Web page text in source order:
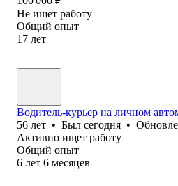
Не ищет работу
Общий опыт
17 лет
Водитель-курьер на личном
56 лет • Был сегодня •
Активно ищет работу
Общий опыт
6 лет 6 месяцев